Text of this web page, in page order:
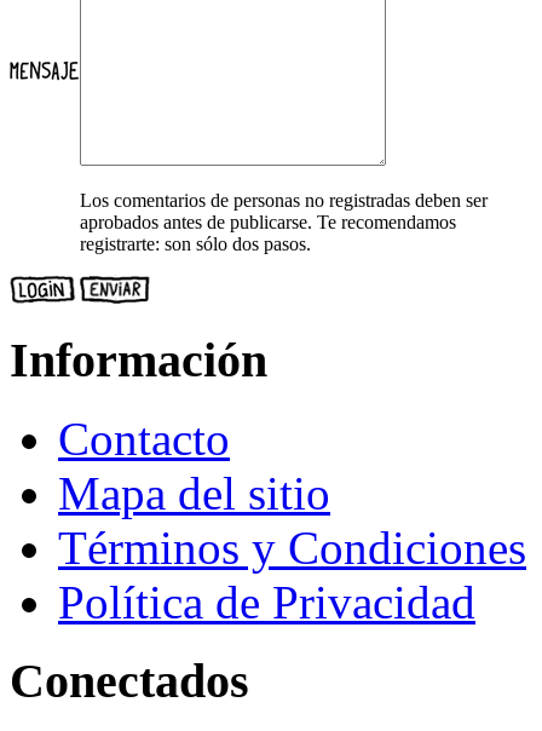
Los comentarios de personas no registradas deben ser
aprobados antes de publicarse. Te recomendamos
registrarte: son sólo dos pasos.
Información
Contacto
Mapa del sitio
Términos y Condiciones
Política de Privacidad
Conectados